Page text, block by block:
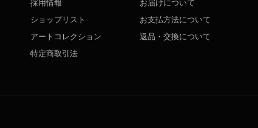
採用情報
ショップリスト
アートコレクション
特定商取引法
お届けについて
お支払方法について
返品・交換について